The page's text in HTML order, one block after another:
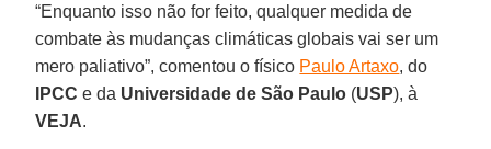
“Enquanto isso não for feito, qualquer medida de
combate às mudanças climáticas globais vai ser um
mero paliativo”, comentou o físico Paulo Artaxo, do
IPCC e da Universidade de São Paulo (USP), à
VEJA.